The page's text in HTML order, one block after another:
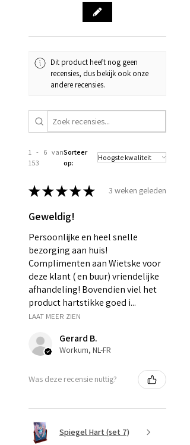
Dit product heeft nog geen
recensies, dus bekijk ook onze
andere recensies.
1 - 6 van
153
Sorteer
op:
★★★★★ 3 weken geleden
Geweldig!
Persoonlijke en heel snelle
bezorging aan huis!
Complimenten aan Wietske voor
deze klant ( en buur) vriendelijke
afhandeling! Bovendien viel het
product hartstikke goed i...
LAAT MEER ZIEN
Gerard B.
Workum, NL-FR
Was deze recensie nuttig?
Spiegel Hart (set 7)